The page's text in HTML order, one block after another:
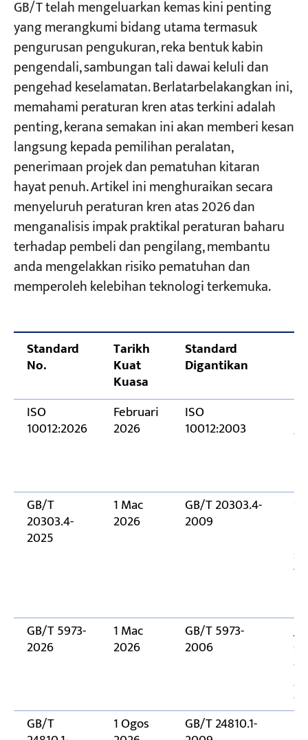
Projek
Blog
Berita
Permohonan
Tentang kita
Hubungi Kami
Am — Keadaan Had dan Bukti Kecekapan
Cangkuk Keluli Tempa dan Tuang
Menghadapi Piawaian Baharu, Pilih Rakan
Kongsi Pematuhan yang Boleh Dipercayai
Mengapa Memilih KUANGSHANCRANE
sebagai Rakan Kongsi Pembuatan Kren Anda?
Kilang Sendiri, Peneraju Global
Pengalaman Projek Sebenar
Biar Kami Menjadi Jaminan Pematuhan Anda
Soalan Lazim
Adakah piawaian baharu mempunyai
keperluan retroaktif untuk peralatan sedia
Adakah piawaian baharu akan meningkatkan
kos peralatan?
Adakah pensijilan ISO 10012:2026 wajib?
Apakah piawaian yang mesti dipenuhi oleh
peralatan yang dieksport?
GB/T telah mengeluarkan kemas kini penting
yang merangkumi bidang utama termasuk
pengurusan pengukuran, reka bentuk kabin
pengendali, sambungan tali dawai keluli dan
pengehad keselamatan. Berlatarbelakangkan ini,
memahami peraturan kren atas terkini adalah
penting, kerana semakan ini akan memberi kesan
langsung kepada pemilihan peralatan,
penerimaan projek dan pematuhan kitaran
hayat penuh. Artikel ini menghuraikan secara
menyeluruh peraturan kren atas 2026 dan
menganalisis impak praktikal peraturan baharu
terhadap pembeli dan pengilang, membantu
anda mengelakkan risiko pematuhan dan
memperoleh kelebihan teknologi terkemuka.
Standard
No.
Tarikh
Kuat
Kuasa
Standard
Digantikan
ISO
10012:2026
Februari
2026
ISO
10012:2003
GB/T
20303.4-
2025
1 Mac
2026
GB/T 20303.4-
2009
GB/T 5973-
2026
1 Mac
2026
GB/T 5973-
2006
GB/T
1 Ogos GB/T 24810.1-